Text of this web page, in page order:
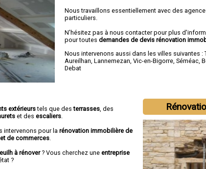
Nous travaillons essentiellement avec des
particuliers.
N'hésitez pas à nous contacter pour plus
pour toutesdemandes de devis rénovation
Nous intervenons aussi dans les villes suivantes :
Aureilhan ,Lannemezan ,Vic-en-Bigorre ,Séméac ,
Debat
extérieurstels que desterrasses , des
et des escaliers
intervenons pour la rénovation immobilière de
de commerces
à rénover? Vous cherchez une entreprise
?